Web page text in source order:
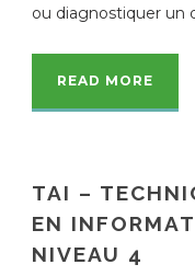
ou diagnostiquer un
READ MORE
TAI –
EN
NIVEAU 4